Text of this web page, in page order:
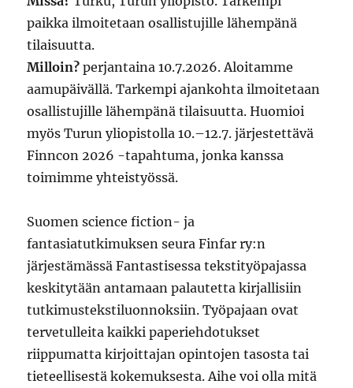
paikka ilmoitetaan osallistujille lähempänä
tilaisuutta.
Milloin? perjantaina 10.7.2026. Aloitamme
aamupäivällä. Tarkempi ajankohta ilmoitetaan
osallistujille lähempänä tilaisuutta. Huomioi
myös Turun yliopistolla 10.–12.7. järjestettävä
Finncon 2026 -tapahtuma, jonka kanssa
toimimme yhteistyössä.
Suomen science fiction- ja
fantasiatutkimuksen seura Finfar ry:n
järjestämässä Fantastisessa tekstityöpajassa
keskitytään antamaan palautetta kirjallisiin
tutkimustekstiluonnoksiin. Työpajaan ovat
tervetulleita kaikki paperiehdotukset
riippumatta kirjoittajan opintojen tasosta tai
tieteellisestä kokemuksesta. Aihe voi olla mitä